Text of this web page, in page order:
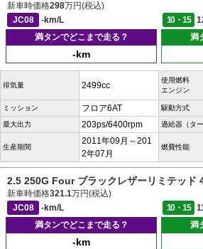
新車時価格298万円(税込)
JC08
-km/L 10・15
満タンでどこまで走る？
-km
満
排気量 2499cc
使用燃料
エンジン
ミッション フロア6AT 駆動方式
最大出力 203ps/6400rpm 過給器（ター
生産期間
2011年09月～201
2年07月
燃費性能
2.5 250G Four ブラックレザーリミテッド
新車時価格321.1万円(税込)
JC08
-km/L 10・15
満タンでどこまで走る？
-km
満